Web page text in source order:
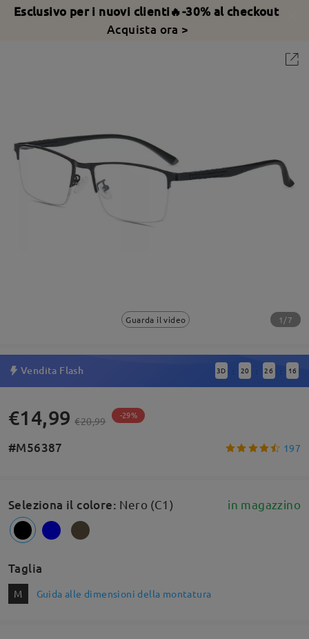
Esclusivo per i nuovi clienti🔥-30% al checkout
Acquista ora >
Guarda il video 1/7
Vendita Flash 3D : 20 : 26 : 16
€14,99 €20,99 -29%
#M56387 197
Seleziona il colore: Nero (C1) in magazzino
Taglia
M Guida alle dimensioni della montatura